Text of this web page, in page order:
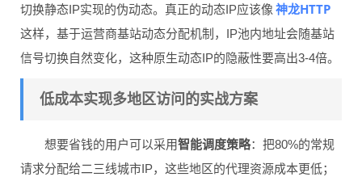
切换静态IP实现的伪动态。真正的动态IP应该像 神龙HTTP
这样，基于运营商基站动态分配机制，IP池内地址会随基站
信号切换自然变化，这种原生动态IP的隐蔽性要高出3-4倍。
低成本实现多地区访问的实战方案
想要省钱的用户可以采用智能调度策略：把80%的常规
请求分配给二三线城市IP，这些地区的代理资源成本更低；